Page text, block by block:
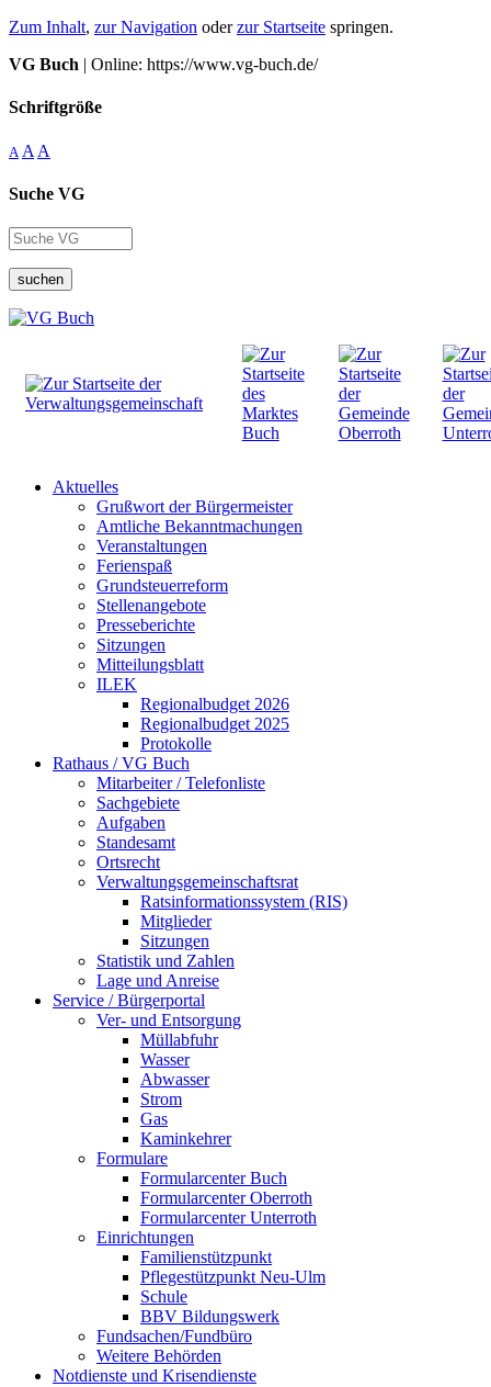
Zum Inhalt, zur Navigation oderzur Startseite springen.
VG Buch | Online: https://www.vg-buch.de/
Schriftgröße
A A A
Suche VG
suchen
Aktuelles
Grußwort der Bürgermeister
Amtliche Bekanntmachungen
Veranstaltungen
Ferienspaß
Grundsteuerreform
Stellenangebote
Presseberichte
Sitzungen
Mitteilungsblatt
ILEK
Regionalbudget 2026
Regionalbudget 2025
Protokolle
Rathaus / VG Buch
Mitarbeiter / Telefonliste
Sachgebiete
Aufgaben
Standesamt
Ortsrecht
Verwaltungsgemeinschaftsrat
Ratsinformationssystem (RIS)
Mitglieder
Sitzungen
Statistik und Zahlen
Lage und Anreise
Service / Bürgerportal
Ver- und Entsorgung
Müllabfuhr
Wasser
Abwasser
Strom
Gas
Kaminkehrer
Formulare
Formularcenter Buch
Formularcenter Oberroth
Formularcenter Unterroth
Einrichtungen
Familienstützpunkt
Pflegestützpunkt Neu-Ulm
Schule
BBV Bildungswerk
Fundsachen/Fundbüro
Weitere Behörden
Notdienste und Krisendienste